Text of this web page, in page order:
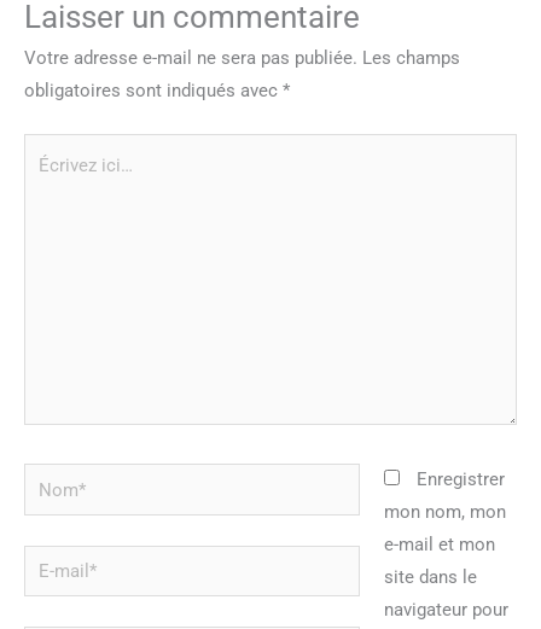
Laisser un commentaire
Votre adresse e-mail ne sera pas publiée. Les champs
obligatoires sont indiqués avec *
Nom*
mail*
Enregistrer
mon nom, mon
e-mail et mon
site dans le
navigateur pour